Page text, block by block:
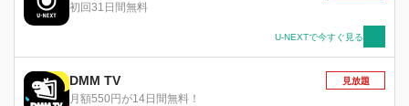
初回31日間無料
U-NEXTで今すぐ見る
DMM TV
月額550円が14日間無料！
見放題